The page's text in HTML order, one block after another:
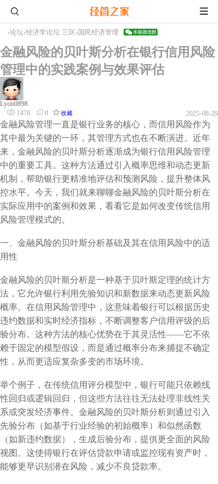
›论坛›经济学论坛 三区 › 国民经济管理
金融风险的贝叶斯分析在银行信用风险
管理中的实践案例与效果评估
Lyon0898
1478
0 收藏 2025-08-29
金融风险管理一直是银行业务的核心，而信用风险作为
其中最为关键的一环，其管理方式也在不断演进。近年
来，金融风险的贝叶斯分析逐渐成为银行信用风险管理
中的重要工具。这种方法通过引入概率思维和动态更新
机制，帮助银行更精准地评估和预测风险，提升整体风
控水平。今天，我们就来聊聊金融风险的贝叶斯分析在
实际应用中的案例和效果，看看它是如何改变传统信用
风险管理模式的。
一、金融风险的贝叶斯分析基础及其在信用风险中的适
用性
金融风险的贝叶斯分析是一种基于贝叶斯定理的统计方
法，它允许银行利用先验知识和新数据来动态更新风险
概率。在信用风险管理中，这意味着银行可以根据历史
违约数据和实时经济指标，不断调整客户信用评级的后
验分布。这种方法的核心优势在于其灵活性——它不依
赖于固定的模型假设，而是通过概率分布来捕捉不确定
性，从而更适应复杂多变的市场环境。
举个例子，在传统信用评分模型中，银行可能只依赖线
性回归或逻辑回归，但这些方法往往无法处理非线性关
系或突发经济事件。金融风险的贝叶斯分析则通过引入
先验分布（如基于行业经验的初始概率）和似然函数
（如新违约数据），生成后验分布，提供更全面的风险
视图。这使得银行在评估贷款申请或监控现有资产时，
能够更早识别潜在风险，减少不良贷款率。